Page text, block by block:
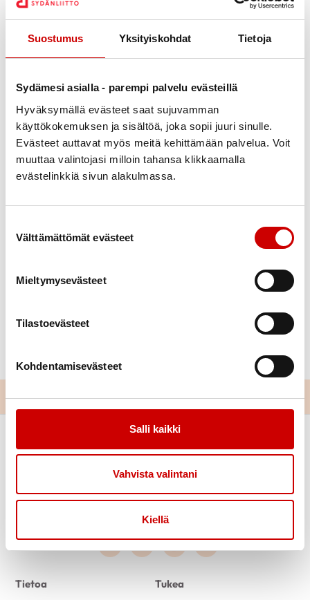
Suostumus Yksityiskohdat Tietoja
Sydämesi asialla - parempi palvelu evästeillä
Hyväksymällä evästeet saat sujuvamman
käyttökokemuksen ja sisältöä, joka sopii juuri sinulle.
Evästeet auttavat myös meitä kehittämään palvelua. Voit
muuttaa valintojasi milloin tahansa klikkaamalla
evästelinkkiä sivun alakulmassa.
Välttämättömät evästeet
Mieltymysevästeet
Tilastoevästeet
Kohdentamisevästeet
Salli kaikki
Vahvista valintani
Kiellä
Päivitetty 25.5.2025
Jaa Whatsapp
Jaa Facebook
Jaa TwitterJaa Linkedin
Jaa EmailJaa Print
Kesäretki su 13.7.2025
Järjestäjä Lapuan Sydänyhdistys
Punaisen tuvan viinitilalla ruokailu
Lähtisitkö -musikaalikomedia Lappajärven
040 510 3427 tai Hannele 0400 422 833.
Tervetuloa!
Tietoa Tukea